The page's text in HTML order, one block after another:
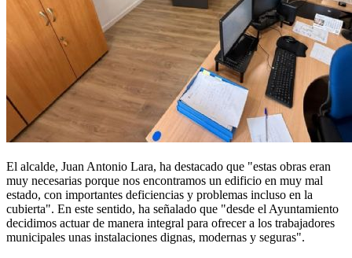
El alcalde, Juan Antonio Lara, ha destacado que "estas obras eran
muy necesarias porque nos encontramos un edificio en muy mal
estado, con importantes deficiencias y problemas incluso en la
cubierta". En este sentido, ha señalado que "desde el Ayuntamiento
decidimos actuar de manera integral para ofrecer a los trabajadores
municipales unas instalaciones dignas, modernas y seguras".